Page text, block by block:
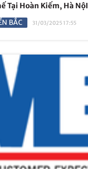
Tại Hoàn Kiếm, Hà NộI
BẮC 31/03/2025 17:55